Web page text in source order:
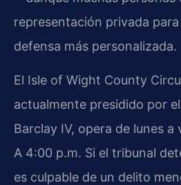
representación privada
defensa más personalizada.
El Isle of Wight County
actualmente presidido por
Barclay IV, opera de lunes a
A 4:00 p.m. Si el tribunal
es culpable de un delito